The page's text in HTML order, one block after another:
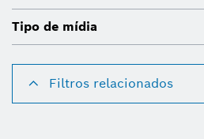
Tipo de mídia
Filtros relacionados